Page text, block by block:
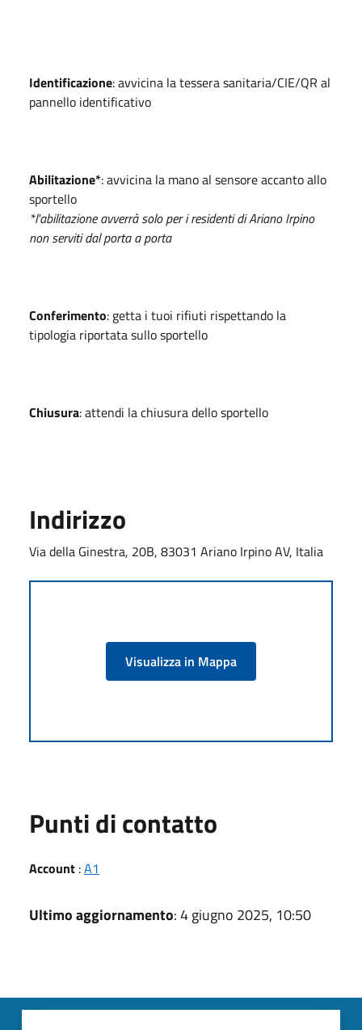
Identificazione: avvicina la tessera sanitaria/CIE/QR al
pannello identificativo
Abilitazione*: avvicina la mano al sensore accanto allo
sportello
*l'abilitazione avverrà solo per i residenti di Ariano Irpino
non serviti dal porta a porta
Conferimento: getta i tuoi rifiuti rispettando la
tipologia riportata sullo sportello
Chiusura: attendi la chiusura dello sportello
Indirizzo
Via della Ginestra, 20B, 83031 Ariano Irpino AV, Italia
Visualizza in Mappa
Punti di contatto
Account :A1
Ultimo aggiornamento: 4 giugno 2025, 10:50